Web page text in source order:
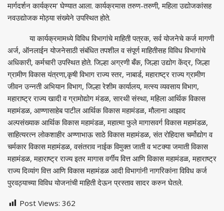
मार्गदर्शन कार्यक्रम’ घेण्यात आला. कार्यक्रमास तरुण-तरुणी, महिला उद्योजकांसह
नवउद्योजक मोठ्या संख्येने उपस्थित होते.
या कार्यक्रमामध्ये विविध विभागांचे माहिती पत्रक, सर्व योजनेचे कर्ज मागणी
अर्ज, ऑनलाईन योजनेसाठी संबंधित तपशील व संपूर्ण माहितीसह विविध विभागांचे
अधिकारी, कर्मचारी उपस्थित होते. जिल्हा अग्रणी बँक, जिल्हा उद्योग केंद्र, जिल्हा
ग्रामीण विकास यंत्रणा,कृषी विभाग राज्य स्तर, नाबार्ड, महाराष्ट्र राज्य ग्रामीण
जीवन उन्नती अभियान विभाग, जिल्हा रेशीम कार्यालय, मत्स्य व्यवसाय विभाग,
महाराष्ट्र राज्य खादी व ग्रामोद्योग मंडळ, सारथी संस्था, महिला आर्थिक विकास
महामंडळ, आण्णासाहेब पाटील आर्थिक विकास महामंडळ, मौलाना आझाद
अल्पसंख्याक आर्थिक विकास महामंडळ, महात्मा फुले मागासवर्ग विकास महामंडळ,
साहित्यरत्न लोकशाहीर अण्णाभाऊ साठे विकास महामंडळ, संत रोहिदास चर्मोद्योग व
चर्मकार विकास महामंडळ, वसंतराव नाईक विमुक्त जाती व भटक्या जमाती विकास
महामंडळ, महाराष्ट्र राज्य इतर मागास वर्गीय वित्त आणि विकास महामंडळ, महाराष्ट्र
राज्य दिव्यांग वित्त आणि विकास महामंडळ आदी विभागांनी नागरिकांना विविध कर्ज
पुरवठ्याच्या विविध योजनांची माहिती देऊन प्रस्ताव सादर करुन घेतले.
Post Views: 362